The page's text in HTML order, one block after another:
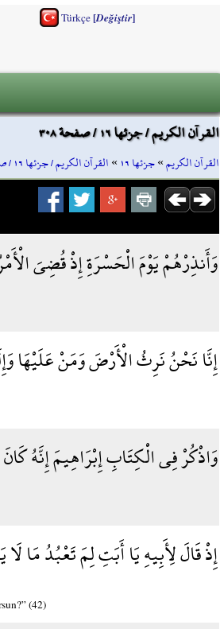
Türkçe[Değiştir]
القرآن الكريم / جزئها ١٦ / صفحة ٣٠٨
القرآن الكريم»جزئها ١٦ »القرآن الكريم / جزئها ١٦ / صفحة ٣٠٨
وَأَنذِرْهُمْ يَوْمَ الْحَسْرَةِ إِذْ قُضِيَ
إِنَّا نَحْنُ نَرِثُ الْأَرْضَ وَمَنْ عَلَيْهَا
وَاذْكُرْ فِي الْكِتَابِ إِبْرَاهِيمَ إِنَّهُ
إِذْ قَالَ لِأَبِيهِ يَا أَبَتِ لِمَ تَعْبُدُ مَا
(42)